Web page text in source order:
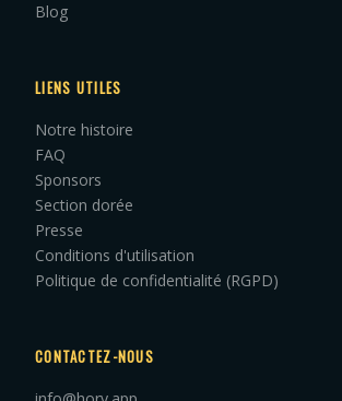
Blog
LIENS UTILES
Notre histoire
FAQ
Sponsors
Section dorée
Presse
Conditions d'utilisation
Politique de confidentialité (RGPD)
CONTACTEZ-NOUS